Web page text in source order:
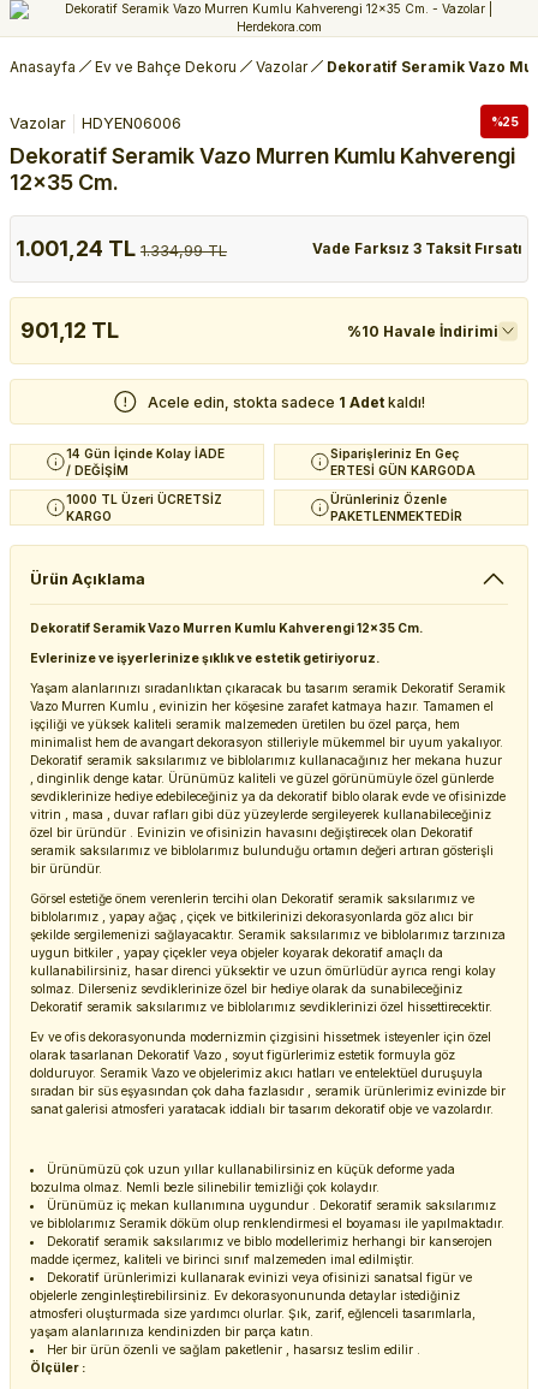
Anasayfa Ev ve Bahçe Dekoru Vazolar Dekoratif Seramik Vazo
%25
Vazolar HDYEN06006
Dekoratif Seramik Vazo Murren Kumlu Kahverengi
12x35 Cm.
1.001,24 TL 1.334,99 TL Vade Farksız 3 Taksit Fırsatı
901,12 TL %10 Havale İndirimi
Acele edin, stokta sadece 1 Adet kaldı!
14 Gün İçinde Kolay İADE
/ DEĞİŞİM
Siparişleriniz En Geç
ERTESİ GÜN KARGODA
1000 TL Üzeri ÜCRETSİZ
KARGO
Ürünleriniz Özenle
PAKETLENMEKTEDİR
Ürün Açıklama
Dekoratif Seramik Vazo Murren Kumlu Kahverengi 12x35 Cm.
Evlerinize ve işyerlerinize şıklık ve estetik getiriyoruz.
Yaşam alanlarınızı sıradanlıktan çıkaracak bu tasarım seramik Dekoratif Seramik
Vazo Murren Kumlu , evinizin her köşesine zarafet katmaya hazır. Tamamen el
işçiliği ve yüksek kaliteli seramik malzemeden üretilen bu özel parça, hem
minimalist hem de avangart dekorasyon stilleriyle mükemmel bir uyum yakalıyor.
Dekoratif seramik saksılarımız ve biblolarımız kullanacağınız her mekana huzur
, dinginlik denge katar. Ürünümüz kaliteli ve güzel görünümüyle özel günlerde
sevdiklerinize hediye edebileceğiniz ya da dekoratif biblo olarak evde ve ofisinizde
vitrin , masa , duvar rafları gibi düz yüzeylerde sergileyerek kullanabileceğiniz
özel bir üründür . Evinizin ve ofisinizin havasını değiştirecek olan Dekoratif
seramik saksılarımız ve biblolarımız bulunduğu ortamın değeri artıran gösterişli
bir üründür.
Görsel estetiğe önem verenlerin tercihi olan Dekoratif seramik saksılarımız ve
biblolarımız , yapay ağaç , çiçek ve bitkilerinizi dekorasyonlarda göz alıcı bir
şekilde sergilemenizi sağlayacaktır. Seramik saksılarımız ve biblolarımız tarzınıza
uygun bitkiler , yapay çiçekler veya objeler koyarak dekoratif amaçlı da
kullanabilirsiniz, hasar direnci yüksektir ve uzun ömürlüdür ayrıca rengi kolay
solmaz. Dilerseniz sevdiklerinize özel bir hediye olarak da sunabileceğiniz
Dekoratif seramik saksılarımız ve biblolarımız sevdiklerinizi özel hissettirecektir.
Ev ve ofis dekorasyonunda modernizmin çizgisini hissetmek isteyenler için özel
olarak tasarlanan Dekoratif Vazo , soyut figürlerimiz estetik formuyla göz
dolduruyor. Seramik Vazo ve objelerimiz akıcı hatları ve entelektüel duruşuyla
sıradan bir süs eşyasından çok daha fazlasıdır , seramik ürünlerimiz evinizde bir
sanat galerisi atmosferi yaratacak iddialı bir tasarım dekoratif obje ve vazolardır.
Ürünümüzü çok uzun yıllar kullanabilirsiniz en küçük deforme yada
bozulma olmaz. Nemli bezle silinebilir temizliği çok kolaydır.
Ürünümüz iç mekan kullanımına uygundur . Dekoratif seramik saksılarımız
ve biblolarımız Seramik döküm olup renklendirmesi el boyaması ile yapılmaktadır.
Dekoratif seramik saksılarımız ve biblo modellerimiz herhangi bir kanserojen
madde içermez, kaliteli ve birinci sınıf malzemeden imal edilmiştir.
Dekoratif ürünlerimizi kullanarak evinizi veya ofisinizi sanatsal figür ve
objelerle zenginleştirebilirsiniz. Ev dekorasyonununda detaylar istediğiniz
atmosferi oluşturmada size yardımcı olurlar. Şık, zarif, eğlenceli tasarımlarla,
yaşam alanlarınıza kendinizden bir parça katın.
Her bir ürün özenli ve sağlam paketlenir , hasarsız teslim edilir .
Ölçüler :